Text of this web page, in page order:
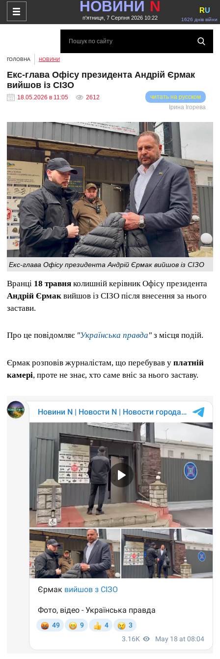
НОВИНИ N
п'ятниця, 7 Серпня 2026 10:22 1626 днів війни
RU
ГОЛОВНА НОВИНИ
Екс-глава Офісу президента Андрій Єрмак
вийшов із СІЗО
18.05.2026 в 11:05 2612
читать на русском
Ірина Ігорева
Екс-глава Офісу президента Андрій Єрмак вийшов із СІЗО
Вранці 18 травня колишній керівник Офісу президента
Андрій Єрмак вийшов із СІЗО після внесення за нього
застави.
Про це повідомляє "Українська правда" з місця подій.
Єрмак розповів журналістам, що перебував у платній
камері, проте не знає, хто саме вніс за нього заставу.